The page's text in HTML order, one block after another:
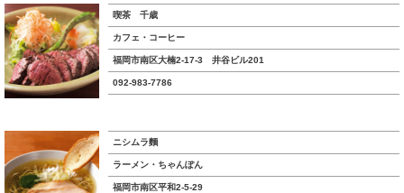
喫茶 千歳
カフェ・コーヒー
福岡市南区大楠2-17-3 井谷ビル201
092-983-7786
ニシムラ麵
ラーメン・ちゃんぽん
福岡市南区平和2-5-29